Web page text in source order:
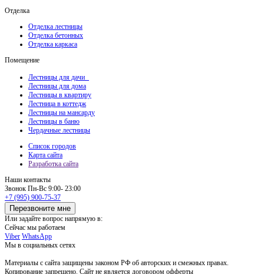
Отделка
Отделка лестницы
Отделка бетонных
Отделка каркаса
Помещение
Лестницы для дачи
Лестницы для дома
Лестницы в квартиру
Лестница в коттедж
Лестницы на мансарду
Лестницы в баню
Чердачные лестницы
Список городов
Карта сайта
Разработка сайта
Наши контакты
Звонок Пн-Вс 9:00- 23:00
+7 (995) 900-75-37
Перезвоните мне
Или задайте вопрос напрямую в:
Сейчас мы работаем
Viber WhatsApp
Мы в социальных сетях
Материалы с сайта защищены законом РФ об авторских и смежных правах.
Копирование запрещено. Сайт не является договором офферты